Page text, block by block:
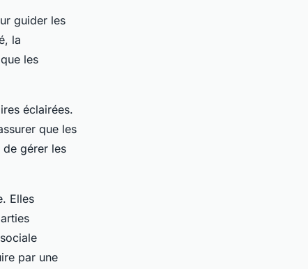
guider les
la
les
éclairées.
que les
de gérer les
Elles
par une